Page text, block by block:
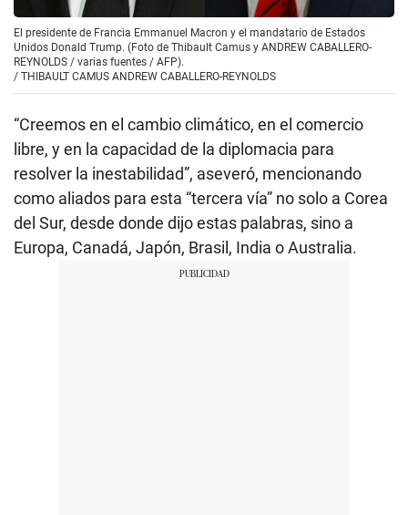
El presidente de Francia Emmanuel Macron y el mandatario de Estados
Unidos Donald Trump. (Foto de Thibault Camus y ANDREW CABALLERO-
REYNOLDS / varias fuentes / AFP).
/ THIBAULT CAMUS ANDREW CABALLERO-REYNOLDS
“Creemos en el cambio climático, en el comercio
libre, y en la capacidad de la diplomacia para
resolver la inestabilidad”, aseveró, mencionando
como aliados para esta “tercera vía” no solo a Corea
del Sur, desde donde dijo estas palabras, sino a
Europa, Canadá, Japón, Brasil, India o Australia.